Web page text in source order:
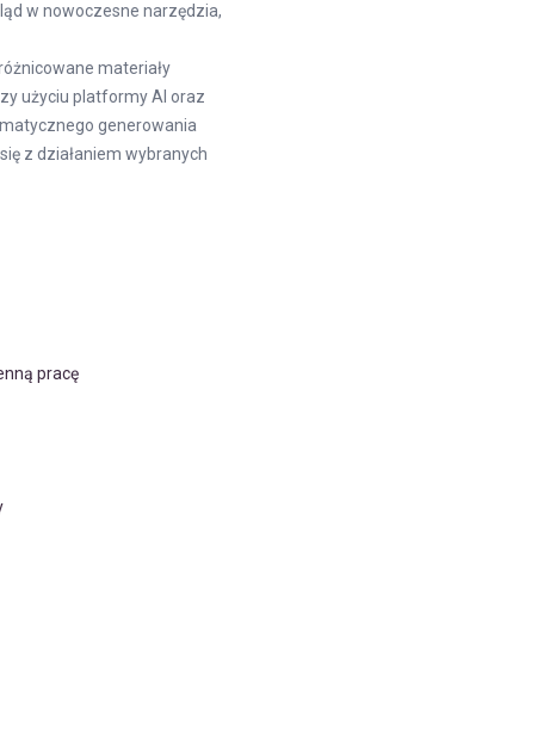
w nowoczesne narzędzia,
materiały
użyciu platformy AI oraz
generowania
z działaniem wybranych
pracę